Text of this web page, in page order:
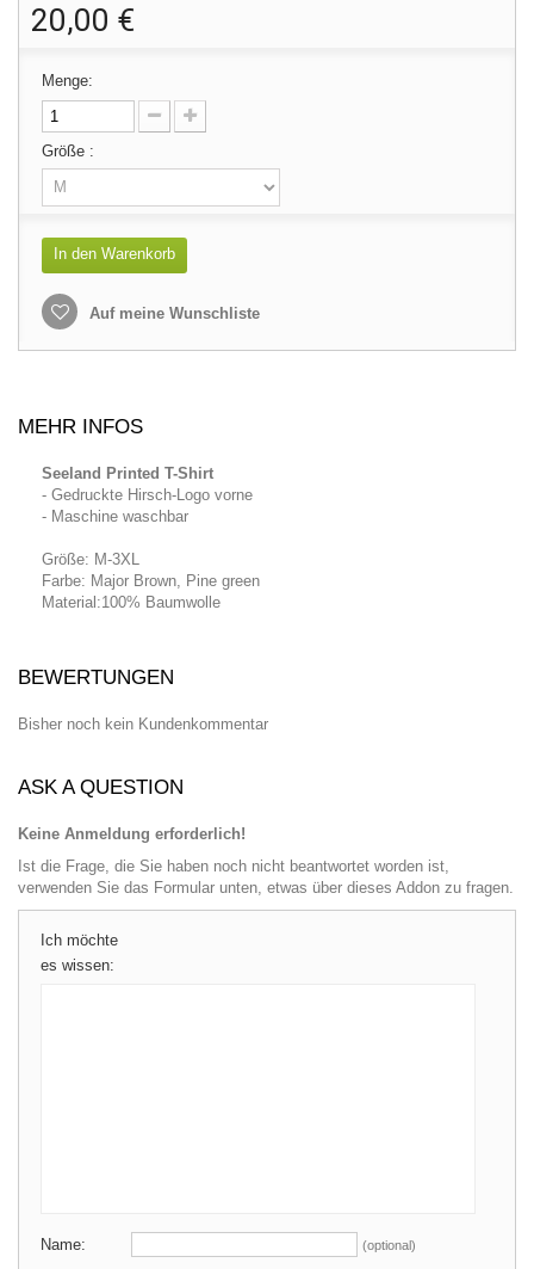
20,00 €
Menge:
Größe :
In den Warenkorb
Auf meine Wunschliste
MEHR INFOS
Seeland Printed T-Shirt
- Gedruckte Hirsch-Logo vorne
- Maschine waschbar
Größe: M-3XL
Farbe: Major Brown, Pine green
Material:100% Baumwolle
BEWERTUNGEN
Bisher noch kein Kundenkommentar
ASK A QUESTION
Keine Anmeldung erforderlich!
Ist die Frage, die Sie haben noch nicht beantwortet worden ist,
verwenden Sie das Formular unten, etwas über dieses Addon zu fragen.
Ich möchte
es wissen:
Name: (optional)